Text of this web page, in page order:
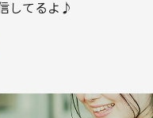
してるよ♪